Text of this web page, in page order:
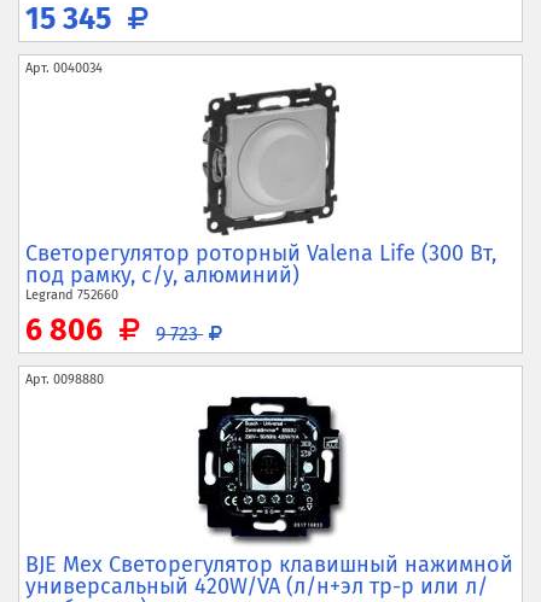
15 345
Арт. 0040034
Светорегулятор роторный Valena Life (300 Вт,
под рамку, с/у, алюминий)
Legrand 752660
6 806 9 723
Арт. 0098880
BJE Мех Светорегулятор клавишный нажимной
универсальный 420W/VA (л/н+эл тр-р или л/